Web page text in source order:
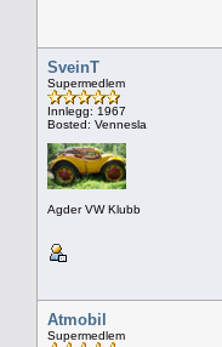
SveinT
Supermedlem
Innlegg: 1967
Bosted: Vennesla
Agder VW Klubb
Atmobil
Supermedlem